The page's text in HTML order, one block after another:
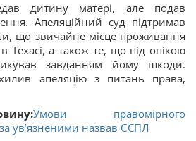
дитину матері, але подав
Апеляційний суд підтримав
що звичайне місце проживання
Техасі, а також те, що під опікою
завданням йому шкоди.
апеляцію з питань права,
Умови правомірного
ув’язненими назвав ЄСПЛ